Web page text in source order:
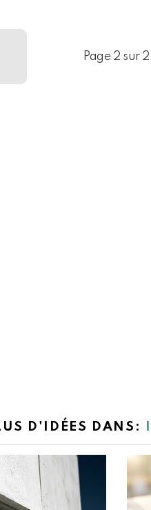
Page 2 sur 2
D'IDÉES DANS: